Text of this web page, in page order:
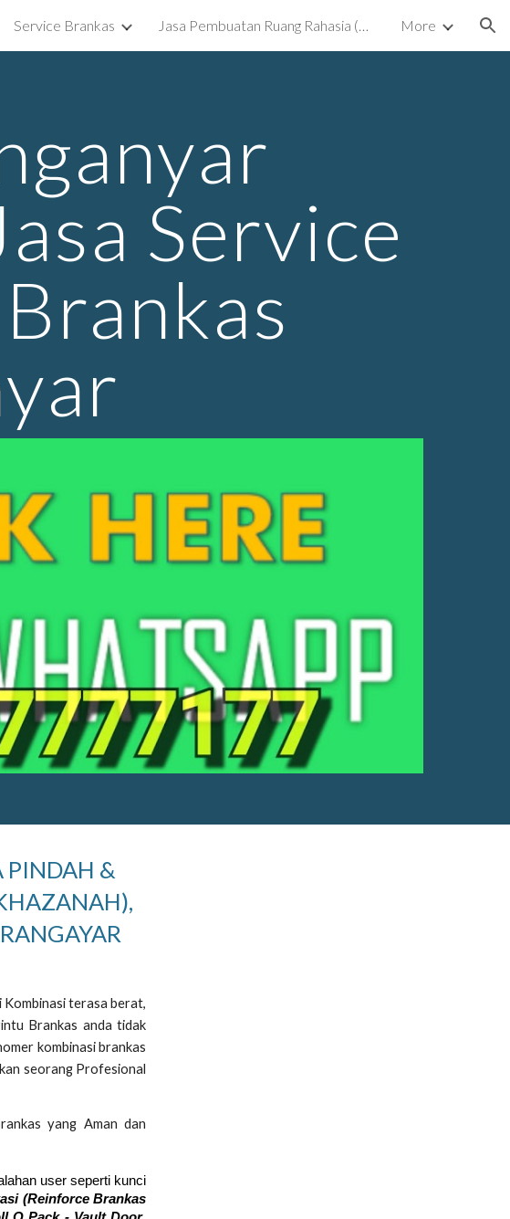
Skip to navigation
Service Brankas Jasa Pembuatan Ruang Rahasia (Ruang Tersembunyi) Surabaya More
Service
PINDAH &
Kombinasi terasa berat,
Brankas anda tidak
kombinasi brankas
seorang Profesional
yang Aman dan
user seperti kunci
(Reinforce Brankas